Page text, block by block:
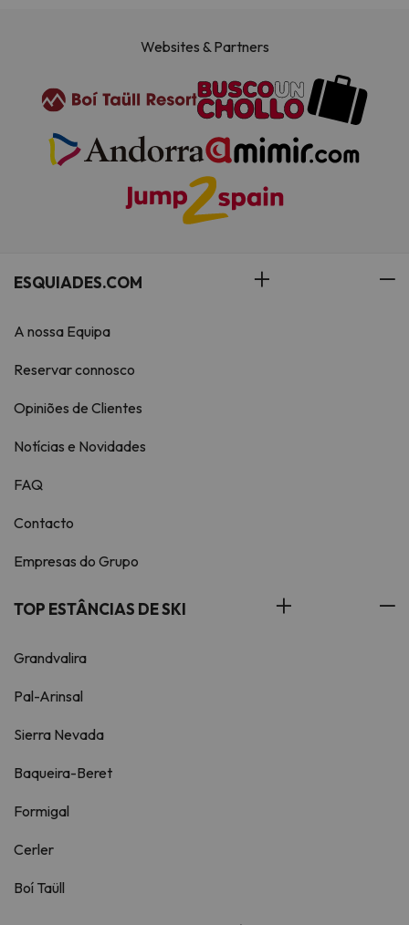
Websites & Partners
ESQUIADES.COM
A nossa Equipa
Reservar connosco
Opiniões de Clientes
Notícias e Novidades
FAQ
Contacto
Empresas do Grupo
TOP ESTÂNCIAS DE SKI
Grandvalira
Pal-Arinsal
Sierra Nevada
Baqueira-Beret
Formigal
Cerler
Boí Taüll